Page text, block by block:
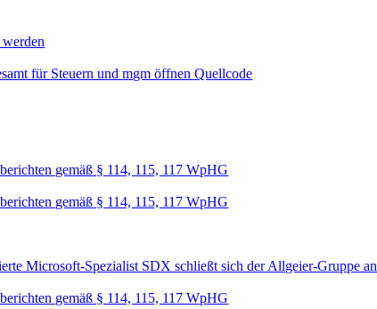
für Steuern und mgm öffnen Quellcode
gemäß § 114, 115, 117 WpHG
gemäß § 114, 115, 117 WpHG
Microsoft-Spezialist SDX schließt sich der Allgeier-Gruppe an
gemäß § 114, 115, 117 WpHG